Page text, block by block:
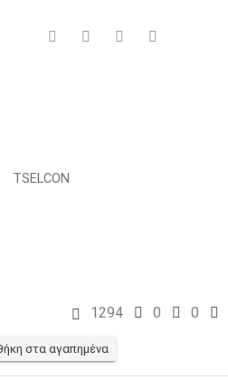
TSELCON
1294 0 0
στα αγαπημένα